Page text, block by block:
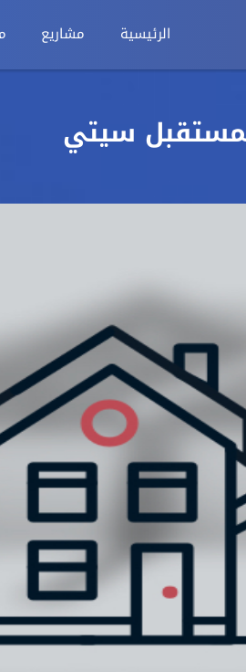
الرئيسية مشاريع
سيتي